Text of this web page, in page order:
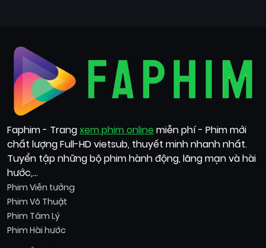
Faphim - Trangxem phim online miễn phí - Phim mới
chất lượng Full-HD vietsub, thuyết minh nhanh nhất.
Tuyển tập những bộ phim hành động, lãng mạn và hài
hước,...
Phim Viễn tưởng
Phim Võ Thuật
Phim Tâm Lý
Phim Hài hước